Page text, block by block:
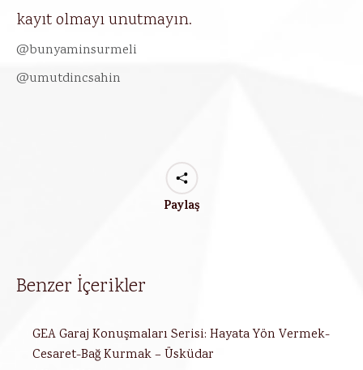
kayıt olmayı unutmayın.
@bunyaminsurmeli
@umutdincsahin
Paylaş
Benzer İçerikler
GEA Garaj Konuşmaları Serisi: Hayata Yön Vermek-
Cesaret-Bağ Kurmak – Üsküdar